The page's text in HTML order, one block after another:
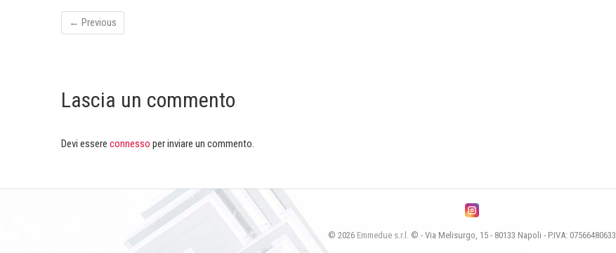
← Previous
Lascia un commento
Devi essere connesso per inviare un commento.
© 2026 Emmedue s.r.l. © - Via Melisurgo, 15 - 80133 Napoli - P.IVA: 07566480633